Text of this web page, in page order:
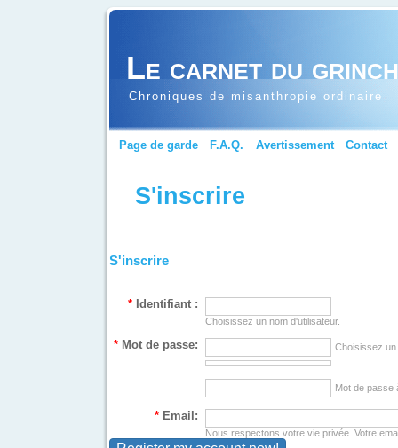
Le carnet du
Chroniques de misanthropie ordinaire
Page de garde F.A.Q. Avertissement Contact
S'inscrire
S'inscrire
* Identifiant :
Choisissez un nom d'utilisateur.
* Mot de passe: Choisissez
Mot de passe
* Email:
Nous respectons votre vie privée. Votre